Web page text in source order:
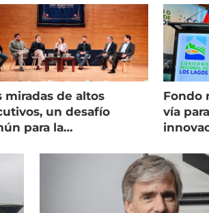
miradas de altos
un desafío
para la
Fondo
vía